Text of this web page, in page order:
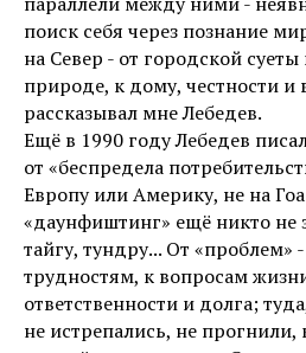
поиск себя через познание
на Север - от городской
природе, к дому, честности и
рассказывал мне Лебедев.
Ещё в 1990 году Лебедев
от «беспредела
Европу или Америку, не на
«даунфиштинг» ещё никто не
тайгу, тундру... От «проблем»
трудностям, к вопросам
ответственности и долга;
не истрепались, не